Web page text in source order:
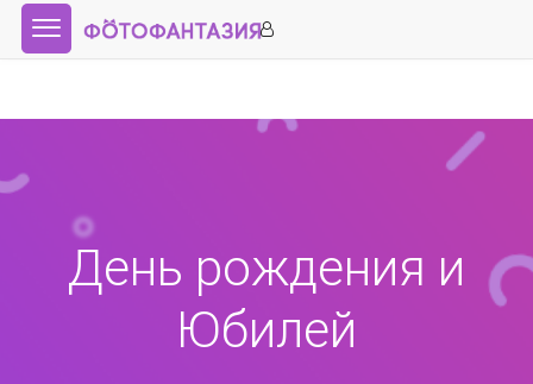
День рождения и
Юбилей